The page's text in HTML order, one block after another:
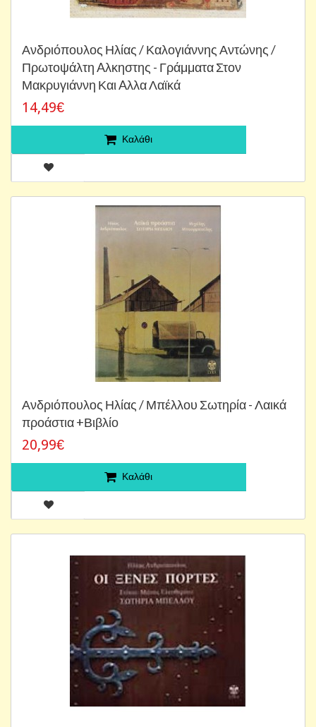
Ανδριόπουλος Ηλίας / Καλογιάννης Αντώνης /
Πρωτοψάλτη Aλκηστης - Γράμματα Στον
Μακρυγιάννη Και Aλλα Λαϊκά
14,49€
Καλάθι
Ανδριόπουλος Ηλίας / Μπέλλου Σωτηρία - Λαικά
προάστια +Βιβλίο
20,99€
Καλάθι